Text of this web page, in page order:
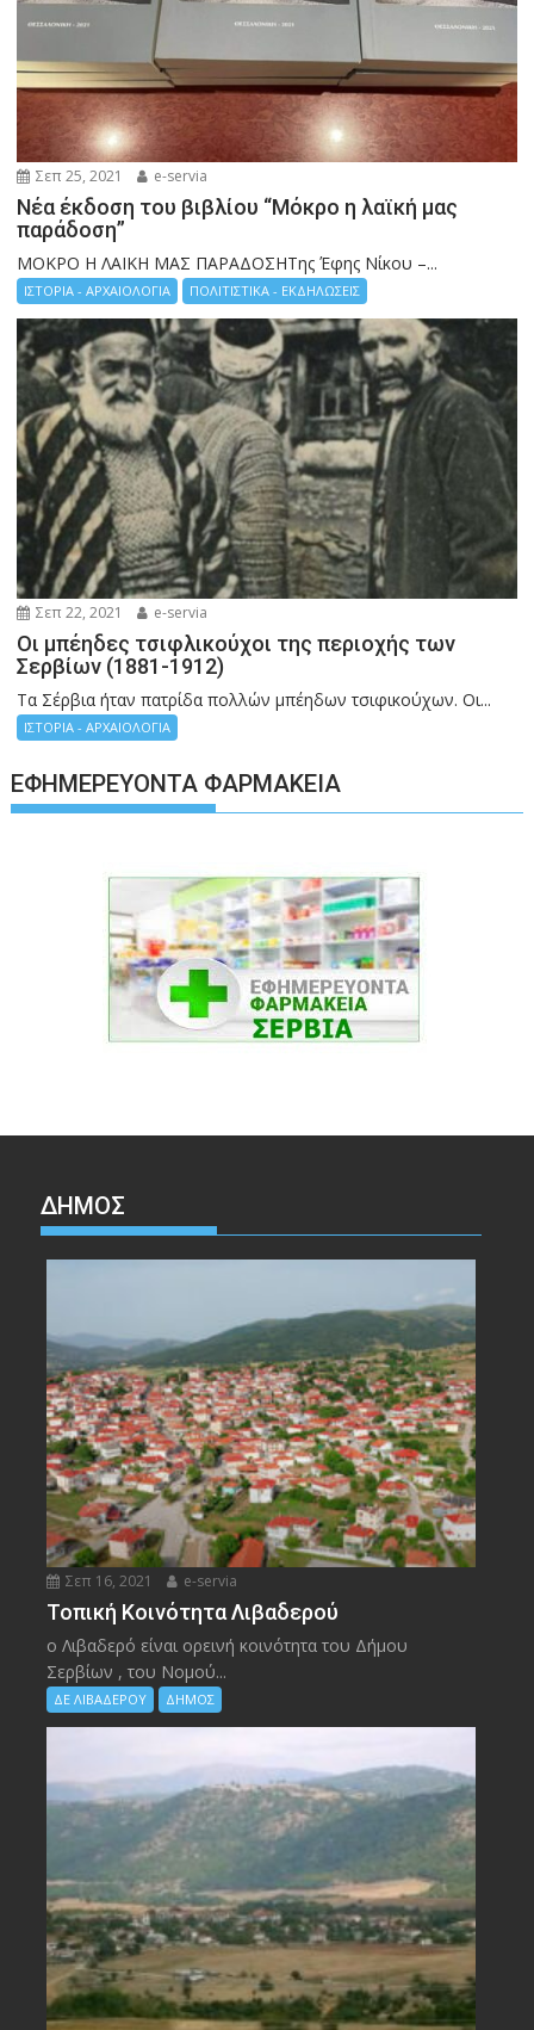
Σεπ 25, 2021 e-servia
Νέα έκδοση του βιβλίου “Μόκρο η λαϊκή μας
παράδοση”
ΜΟΚΡΟ Η ΛΑΙΚΗ ΜΑΣ ΠΑΡΑΔΟΣΗΤης Έφης Νίκου –...
ΙΣΤΟΡΙΑ - ΑΡΧΑΙΟΛΟΓΙΑ ΠΟΛΙΤΙΣΤΙΚΑ - ΕΚΔΗΛΩΣΕΙΣ
Σεπ 22, 2021 e-servia
Οι μπέηδες τσιφλικούχοι της περιοχής των
Σερβίων (1881-1912)
Τα Σέρβια ήταν πατρίδα πολλών μπέηδων τσιφικούχων. Οι...
ΙΣΤΟΡΙΑ - ΑΡΧΑΙΟΛΟΓΙΑ
ΕΦΗΜΕΡΕΎΟΝΤΑ ΦΑΡΜΑΚΕΊΑ
ΔΉΜΟΣ
Σεπ 16, 2021 e-servia
Τοπική Κοινότητα Λιβαδερού
ο Λιβαδερό είναι ορεινή κοινότητα του Δήμου
Σερβίων , του Νομού...
ΔΕ ΛΙΒΑΔΕΡΟΥ ΔΗΜΟΣ